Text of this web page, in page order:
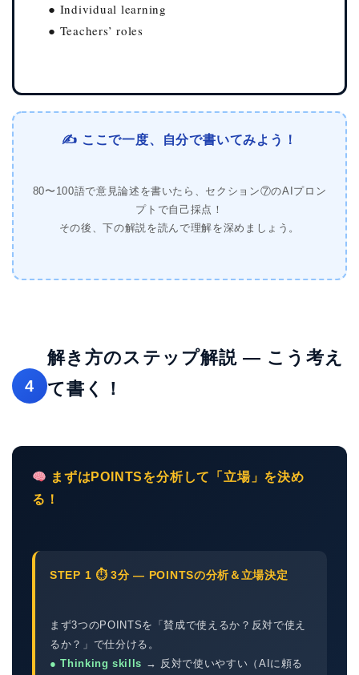
● Individual learning
● Teachers’ roles
✍️ ここで一度、自分で書いてみよう！
80〜100語で意見論述を書いたら、セクション⑦のAIプロン
プトで自己採点！
その後、下の解説を読んで理解を深めましょう。
4
解き方のステップ解説 — こう考え
て書く！
まずはPOINTSを分析して「立場」を決め
る！
STEP 1 ⏱ 3分 — POINTSの分析＆立場決定
まず3つのPOINTSを「賛成で使えるか？反対で使え
るか？」で仕分ける。
● Thinking skills → 反対で使いやすい（AIに頼る